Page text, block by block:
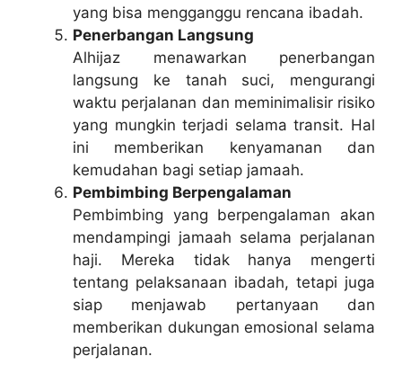
yang bisa mengganggu rencana ibadah.
Penerbangan Langsung
Alhijaz menawarkan penerbangan
langsung ke tanah suci, mengurangi
waktu perjalanan dan meminimalisir risiko
yang mungkin terjadi selama transit. Hal
ini memberikan kenyamanan dan
kemudahan bagi setiap jamaah.
Pembimbing Berpengalaman
Pembimbing yang berpengalaman akan
mendampingi jamaah selama perjalanan
haji. Mereka tidak hanya mengerti
tentang pelaksanaan ibadah, tetapi juga
siap menjawab pertanyaan dan
memberikan dukungan emosional selama
perjalanan.